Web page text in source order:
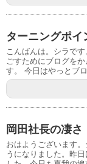
ターニングポイ
こんばんは。シラで
ごすためにブログを
す。 今日はやっとブ
岡田社長の凄さ
おはようございます
うになりました。昨